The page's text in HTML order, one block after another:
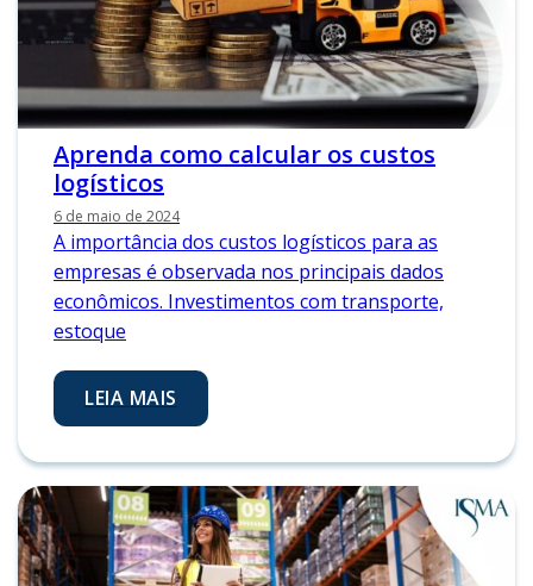
Aprenda como calcular os custos
logísticos
6 de maio de 2024
A importância dos custos logísticos para as
empresas é observada nos principais dados
econômicos. Investimentos com transporte,
estoque
LEIA MAIS